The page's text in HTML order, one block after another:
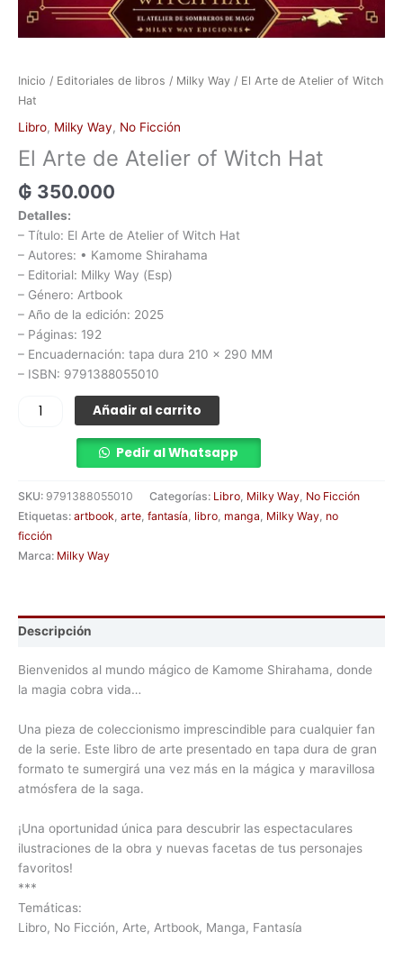
Inicio / Editoriales de libros / Milky Way / El Arte de Atelier of Witch
Hat
Libro, Milky Way, No Ficción
El Arte de Atelier of Witch Hat
₲ 350.000
Detalles:
– Título: El Arte de Atelier of Witch Hat
– Autores: • Kamome Shirahama
– Editorial: Milky Way (Esp)
– Género: Artbook
– Año de la edición: 2025
– Páginas: 192
– Encuadernación: tapa dura 210 x 290 MM
– ISBN: 9791388055010
Añadir al carrito
Pedir al Whatsapp
SKU: 9791388055010 Categorías: Libro Milky Way No Ficción
Etiquetas: artbook arte fantasía libro manga Milky Way no
ficción
Marca: Milky Way
Descripción
Bienvenidos al mundo mágico de Kamome Shirahama, donde
la magia cobra vida…
Una pieza de coleccionismo imprescindible para cualquier fan
de la serie. Este libro de arte presentado en tapa dura de gran
formato te sumergirá una vez más en la mágica y maravillosa
atmósfera de la saga.
¡Una oportunidad única para descubrir las espectaculares
ilustraciones de la obra y nuevas facetas de tus personajes
favoritos!
***
Temáticas:
Libro, No Ficción, Arte, Artbook, Manga, Fantasía